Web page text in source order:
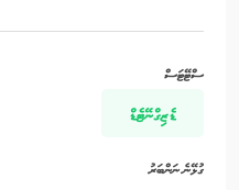
ސްޓޭޓަސް
ޑެޒިގްނޭޓެޑް
ގުޅޭނެ ނަންބަރު